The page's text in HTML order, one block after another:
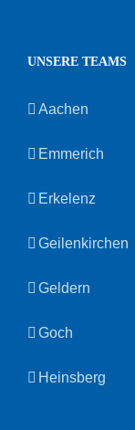
UNSERE TEAMS
Aachen
Emmerich
Erkelenz
Geilenkirchen
Geldern
Goch
Heinsberg